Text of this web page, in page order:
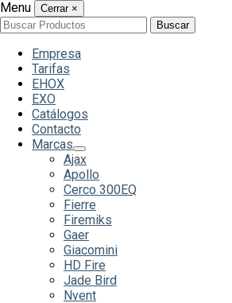
Menu Cerrar ×
Buscar
por:
Buscar
Empresa
Tarifas
EHOX
EXO
Catálogos
Contacto
Marcas
Ajax
Apollo
Cerco 300EQ
Fierre
Firemiks
Gaer
Giacomini
HD Fire
Jade Bird
Nvent